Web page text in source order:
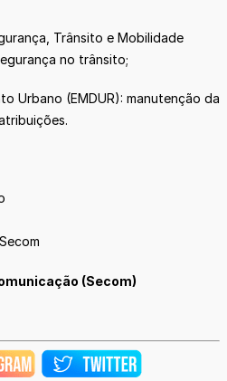
Trânsito e Mobilidade
no trânsito;
Urbano (EMDUR): manutenção da
(Secom)